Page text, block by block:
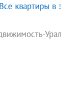
Все квартиры в